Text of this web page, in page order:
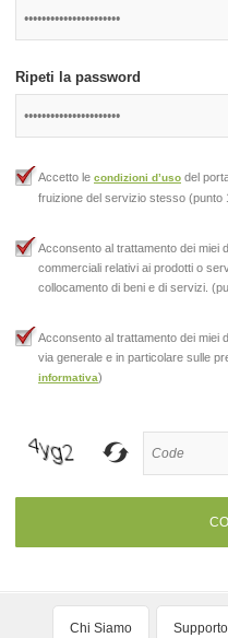
Ripeti la password
Accetto le condizioni d’uso del
fruizione del servizio stesso (punto
Acconsento al trattamento dei miei
commerciali relativi ai prodotti o
collocamento di beni e di servizi.
Acconsento al trattamento dei miei
via generale e in particolare sulle
informativa)
Chi Siamo Supporto